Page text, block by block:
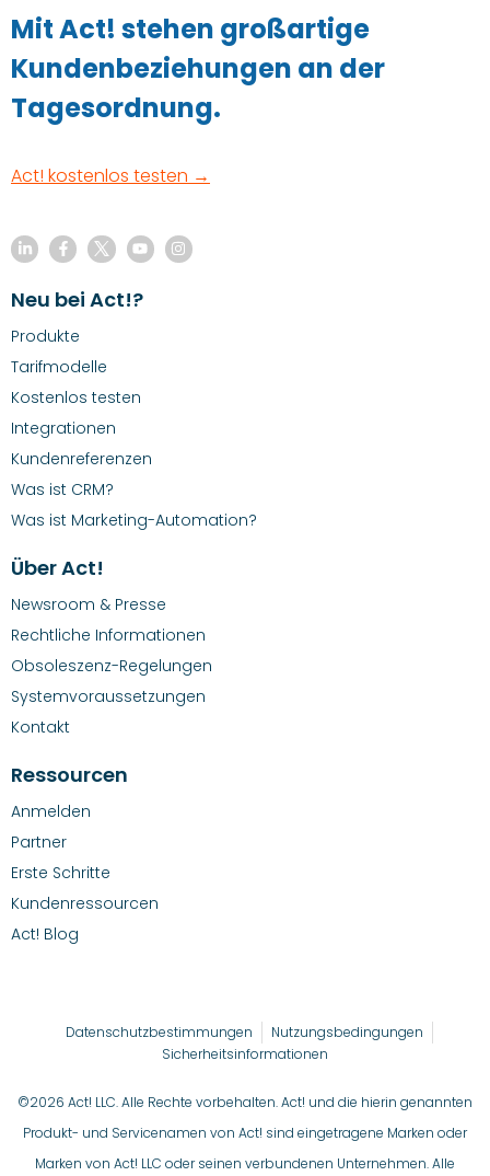
Mit Act! stehen großartige
Kundenbeziehungen an der
Tagesordnung.
Act! kostenlos testen →
Neu bei Act!?
Produkte
Tarifmodelle
Kostenlos testen
Integrationen
Kundenreferenzen
Was ist CRM?
Was ist Marketing-Automation?
Über Act!
Newsroom & Presse
Rechtliche Informationen
Obsoleszenz-Regelungen
Systemvoraussetzungen
Kontakt
Ressourcen
Anmelden
Partner
Erste Schritte
Kundenressourcen
Act! Blog
Datenschutzbestimmungen
Nutzungsbedingungen
Sicherheitsinformationen
©2026 Act! LLC. Alle Rechte vorbehalten. Act! und die hierin genannten
Produkt- und Servicenamen von Act! sind eingetragene Marken oder
Marken von Act! LLC oder seinen verbundenen Unternehmen. Alle